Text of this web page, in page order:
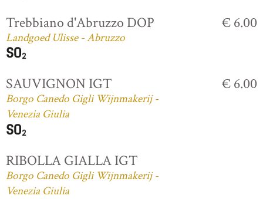
Trebbiano d'Abruzzo DOP
Landgoed Ulisse - Abruzzo
€ 6.00
SAUVIGNON IGT
Borgo Canedo Gigli Wijnmakerij -
Venezia Giulia
€ 6.00
RIBOLLA GIALLA IGT
Borgo Canedo Gigli Wijnmakerij -
Venezia Giulia